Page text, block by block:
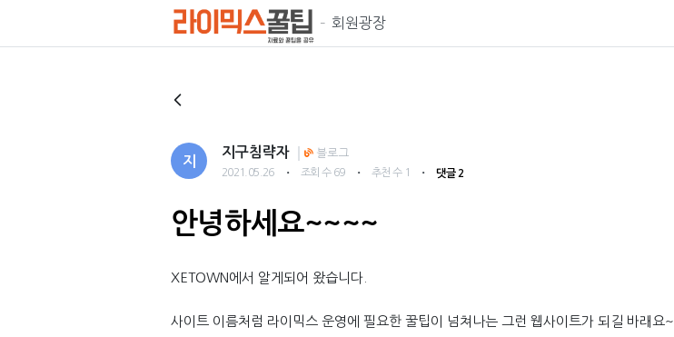
회원광장
지
지구침략자 블로그
2021.05.26 ・ 조회 수 69 ・ 추천 수 1 ・ 댓글 2
안녕하세요~~~~
XETOWN에서 알게되어 왔습니다.
사이트 이름처럼 라이믹스 운영에 필요한 꿀팁이 넘쳐나는 그런 웹사이트가 되길 바래요~